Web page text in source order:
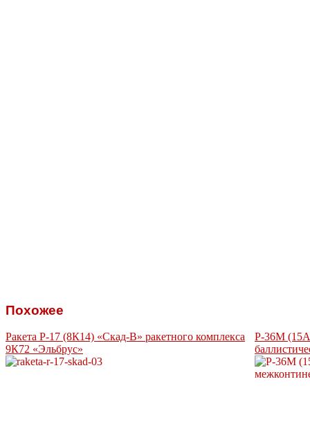
Похожее
Ракета Р-17 (8К14) «Скад-В» ракетного комплекса
9К72 «Эльбрус»
Р-36М